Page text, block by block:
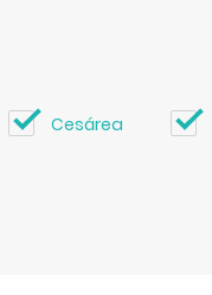
Cesárea